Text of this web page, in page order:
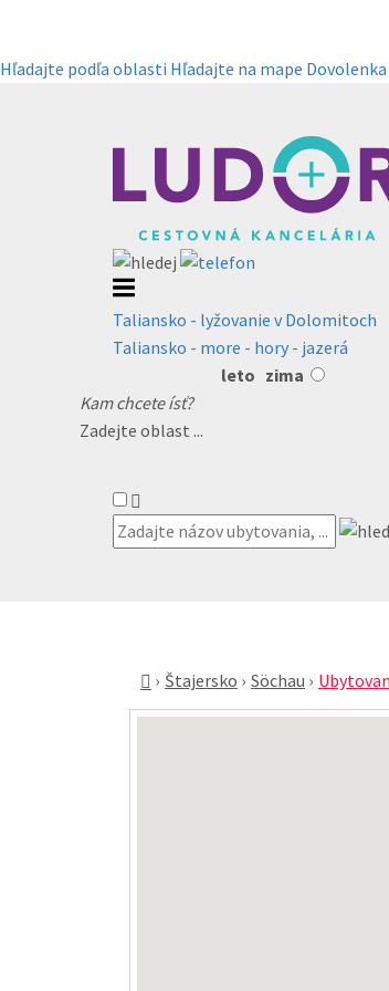
Hľadajte podľa oblasti Hľadajte na mape
Taliansko - lyžovanie v Dolomitoch
Taliansko - more - hory - jazerá
leto zima
Kam chcete ísť?
Zadejte oblast ...
Štajersko Söchau